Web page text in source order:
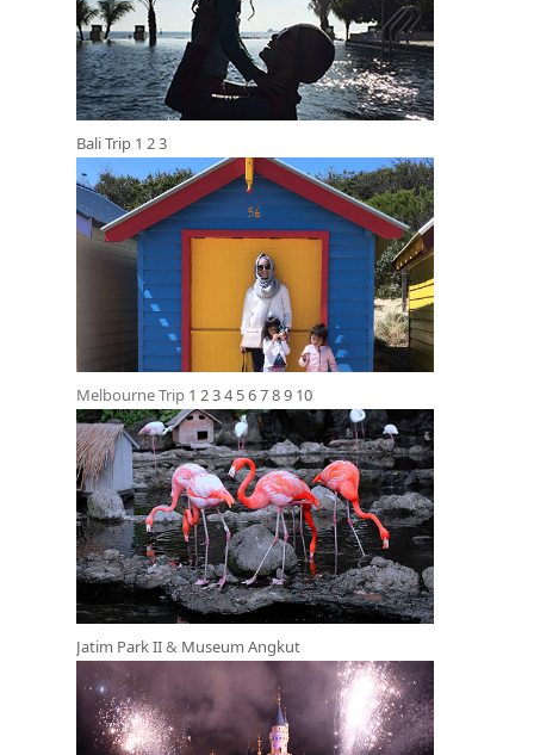
Bali Trip 1 23
Melbourne Trip 1 23456789 10
Jatim Park II& Museum Angkut